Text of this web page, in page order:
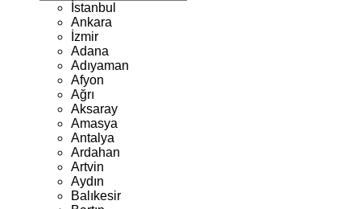
İstanbul
Ankara
İzmir
Adana
Adıyaman
Afyon
Ağrı
Aksaray
Amasya
Antalya
Ardahan
Artvin
Aydın
Balıkesir